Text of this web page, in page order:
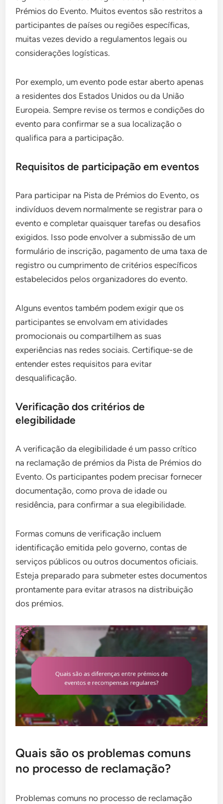
Prémios do Evento. Muitos eventos são restritos a
participantes de países ou regiões específicas,
muitas vezes devido a regulamentos legais ou
considerações logísticas.
Por exemplo, um evento pode estar aberto apenas
a residentes dos Estados Unidos ou da União
Europeia. Sempre revise os termos e condições do
evento para confirmar se a sua localização o
qualifica para a participação.
Requisitos de participação em eventos
Para participar na Pista de Prémios do Evento, os
indivíduos devem normalmente se registrar para o
evento e completar quaisquer tarefas ou desafios
exigidos. Isso pode envolver a submissão de um
formulário de inscrição, pagamento de uma taxa de
registro ou cumprimento de critérios específicos
estabelecidos pelos organizadores do evento.
Alguns eventos também podem exigir que os
participantes se envolvam em atividades
promocionais ou compartilhem as suas
experiências nas redes sociais. Certifique-se de
entender estes requisitos para evitar
desqualificação.
Verificação dos critérios de
elegibilidade
A verificação da elegibilidade é um passo crítico
na reclamação de prémios da Pista de Prémios do
Evento. Os participantes podem precisar fornecer
documentação, como prova de idade ou
residência, para confirmar a sua elegibilidade.
Formas comuns de verificação incluem
identificação emitida pelo governo, contas de
serviços públicos ou outros documentos oficiais.
Esteja preparado para submeter estes documentos
prontamente para evitar atrasos na distribuição
dos prémios.
Quais são os problemas comuns
no processo de reclamação?
Problemas comuns no processo de reclamação